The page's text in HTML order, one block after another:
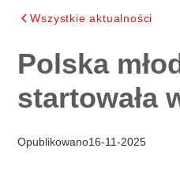
Wszystkie aktualności
Polska
startowała
Opublikowano16-11-2025